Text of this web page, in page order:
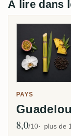
À lire dans
PAYS
Note moyenne
8,0/10 plus de